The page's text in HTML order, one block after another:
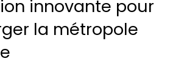
innovante pour
la métropole